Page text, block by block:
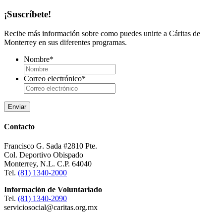
¡Suscríbete!
Recibe más información sobre como puedes unirte a Cáritas de
Monterrey en sus diferentes programas.
Nombre*
Correo electrónico*
Contacto
Francisco G. Sada #2810 Pte.
Col. Deportivo Obispado
Monterrey, N.L. C.P. 64040
Tel. (81) 1340-2000
Información de Voluntariado
Tel. (81) 1340-2090
serviciosocial@caritas.org.mx